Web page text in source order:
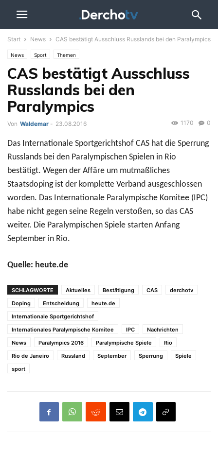
Start News CAS bestätigt Ausschluss Russlands bei den Paralympics
News Sport Themen
CAS bestätigt Ausschluss
Russlands bei den
Paralympics
Von Waldemar - 23.08.2016 0
1170
Das Internationale Sportgerichtshof CAS hat die Sperrung
Russlands bei den Paralympischen Spielen in Rio
bestätigt. Wegen der Affäre um mutmaßliches
Staatsdoping ist der komplette Verband ausgeschlossen
worden. Das Internationale Paralympische Komitee (IPC)
habe nicht gegen seine Regeln verstoßen, so das CAS
weiter. Die Paralympischen Spiele starten Anfang
September in Rio.
Quelle: heute.de
SCHLAGWORTE Aktuelles Bestätigung CAS
derchotv
Doping
Entscheidung
heute.de
Internationale Sportgerichtshof
Internationales Paralympische Komitee
IPC
Nachrichten
News
Paralympics 2016 Paralympische Spiele
Rio
Rio de Janeiro
Russland September Sperrung
Spiele
sport